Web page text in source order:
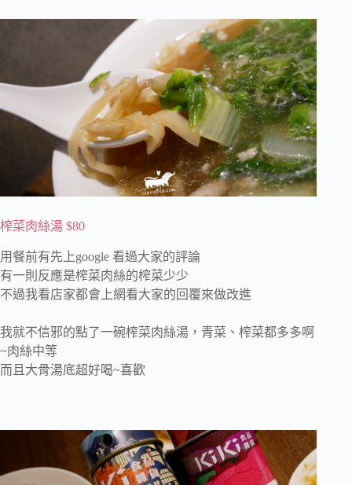
榨菜肉絲湯 $80
用餐前有先上google 看過大家的評論
有一則反應是榨菜肉絲的榨菜少少
不過我看店家都會上網看大家的回覆來做改進
我就不信邪的點了一碗榨菜肉絲湯，青菜、榨菜都多多啊
~肉絲中等
而且大骨湯底超好喝~喜歡